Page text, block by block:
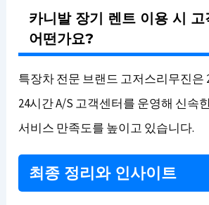
카니발 장기 렌트 이용 시
어떤가요?
특장차 전문 브랜드 고저스리무진은
24시간 A/S 고객센터를 운영해 신속
서비스 만족도를 높이고 있습니다.
최종 정리와 인사이트